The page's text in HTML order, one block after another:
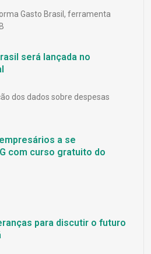
Gasto Brasil, ferramenta
será lançada no
dos dados sobre despesas
a se
com curso gratuito do
para discutir o futuro